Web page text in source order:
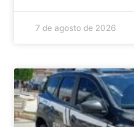
7 de agosto de 2026